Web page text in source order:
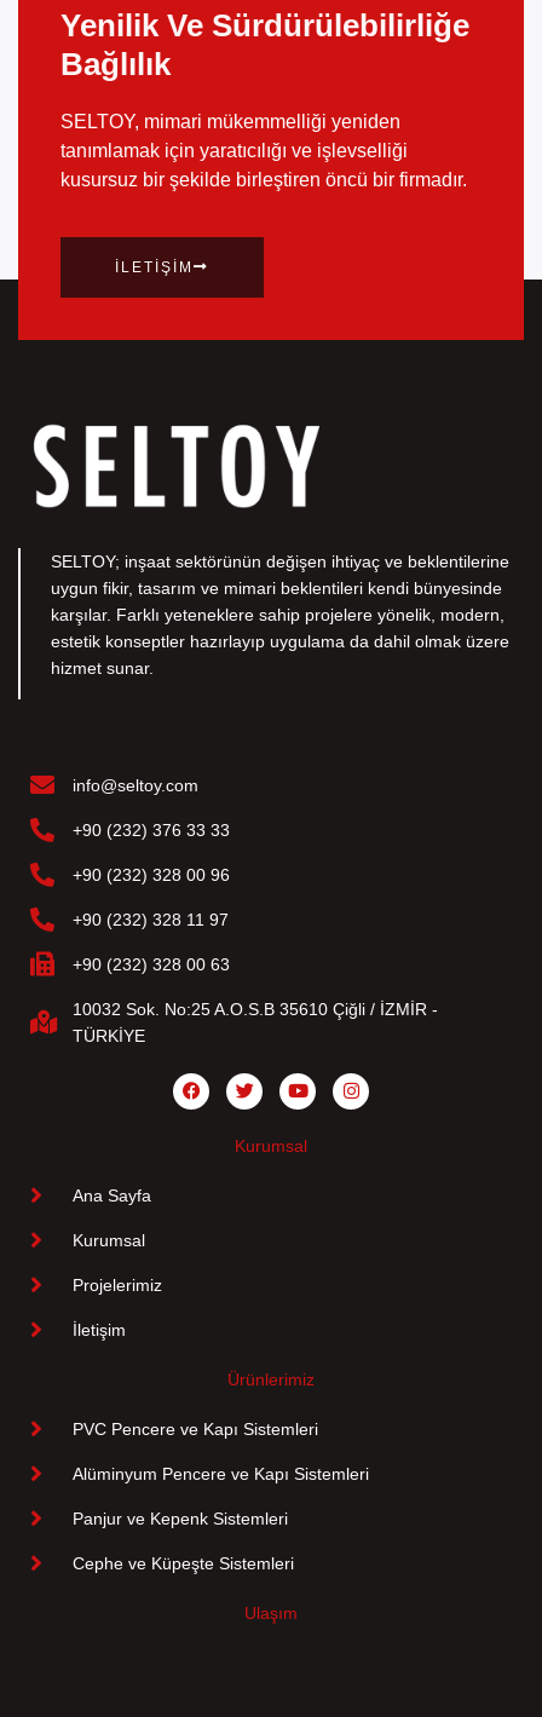
Yenilik Ve Sürdürülebilirliğe
Bağlılık
SELTOY, mimari mükemmelliği yeniden
tanımlamak için yaratıcılığı ve işlevselliği
kusursuz bir şekilde birleştiren öncü bir firmadır.
İLETIŞIM
SELTOY; inşaat sektörünün değişen ihtiyaç ve beklentilerine
uygun fikir, tasarım ve mimari beklentileri kendi bünyesinde
karşılar. Farklı yeteneklere sahip projelere yönelik, modern,
estetik konseptler hazırlayıp uygulama da dahil olmak üzere
hizmet sunar.
info@seltoy.com
+90 (232) 376 33 33
+90 (232) 328 00 96
+90 (232) 328 11 97
+90 (232) 328 00 63
10032 Sok. No:25 A.O.S.B 35610 Çiğli / İZMİR -
TÜRKİYE
Kurumsal
Ana Sayfa
Kurumsal
Projelerimiz
İletişim
Ürünlerimiz
PVC Pencere ve Kapı Sistemleri
Alüminyum Pencere ve Kapı Sistemleri
Panjur ve Kepenk Sistemleri
Cephe ve Küpeşte Sistemleri
Ulaşım